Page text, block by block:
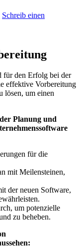
Schreib einen
⁢für den Erfolg bei der
‍effektive Vorbereitung
lösen, um einen
Planung ​und
für die
mit Meilensteinen,
der neuen Software,‍
um potenzielle
zu ⁤beheben.